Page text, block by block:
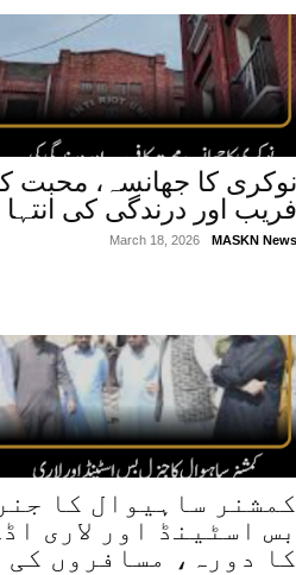
نوکری کا جھانسہ، محبت
فریب اور درندگی کی انتہا
MASKN News
March 18, 2026
کمشنر ساہیوال کا
بس اسٹینڈ اور لاری
کا دورہ، مسافروں کی